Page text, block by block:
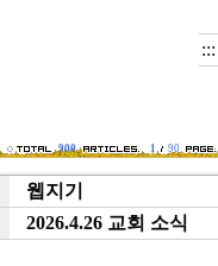
900 1 90
웹지기
2026.4.26 교회 소식